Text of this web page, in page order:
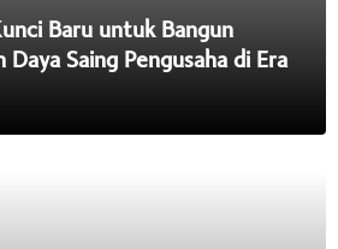
Baru untuk Bangun
Daya Saing Pengusaha di Era